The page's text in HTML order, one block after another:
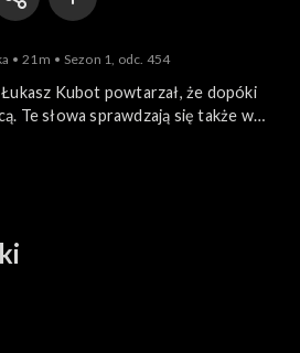
21m Sezon 1, odc. 454
Kubot powtarzał, że dopóki
Te słowa sprawdzają się także w
coś nie wyjdzie na początku,
branży IT z Wrocławia,